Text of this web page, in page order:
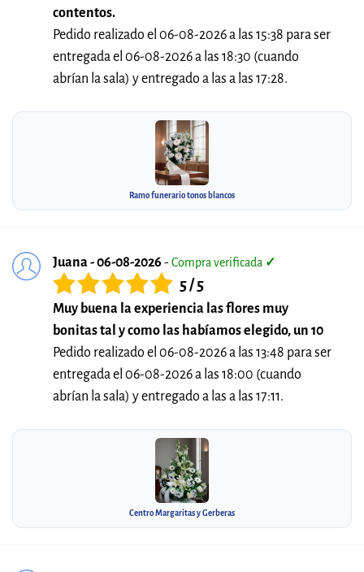
contentos.
Pedido realizado el 06-08-2026 a las 15:38 para ser
entregada el 06-08-2026 a las 18:30 (cuando
abrían la sala) y entregado a las a las 17:28.
Ramo funerario tonos blancos
Juana - 06-08-2026 - Compra verificada ✓
5 / 5
Muy buena la experiencia las flores muy
bonitas tal y como las habíamos elegido, un 10
Pedido realizado el 06-08-2026 a las 13:48 para ser
entregada el 06-08-2026 a las 18:00 (cuando
abrían la sala) y entregado a las a las 17:11.
Centro Margaritas y Gerberas